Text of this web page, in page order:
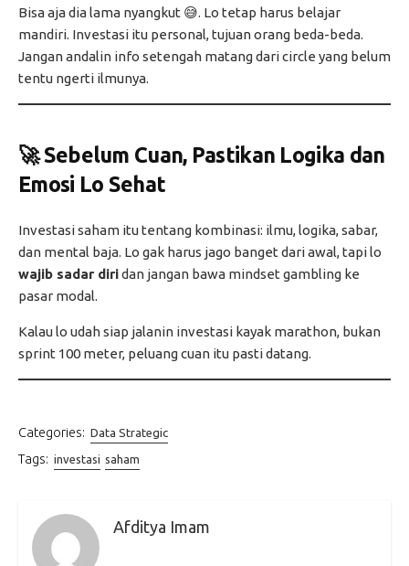
Bisa aja dia lama nyangkut 😅. Lo tetap harus belajar
mandiri. Investasi itu personal, tujuan orang beda-beda.
Jangan andalin info setengah matang dari circle yang belum
tentu ngerti ilmunya.
🚀Sebelum Cuan, Pastikan Logika dan
Emosi Lo Sehat
Investasi saham itu tentang kombinasi: ilmu, logika, sabar,
dan mental baja. Lo gak harus jago banget dari awal, tapi lo
wajib sadar diridan jangan bawa mindset gambling ke
pasar modal.
Kalau lo udah siap jalanin investasi kayak marathon, bukan
sprint 100 meter, peluang cuan itu pasti datang.
Categories: Data Strategic
Tags: investasi saham
Afditya Imam